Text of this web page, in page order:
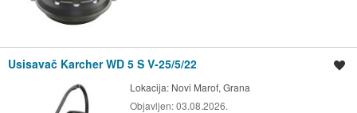
Usisavač Karcher WD 5 S V-25/5/22
Lokacija: Novi Marof, Grana
Objavljen:03.08.2026.